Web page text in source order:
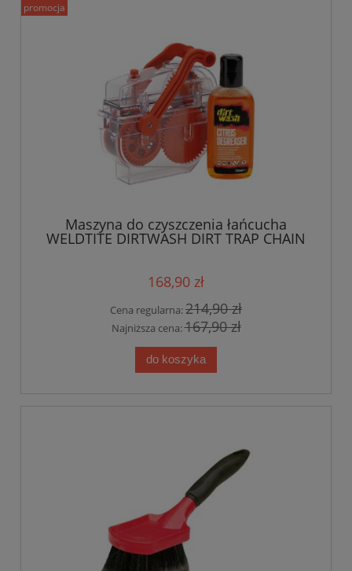
Maszyna do czyszczenia łańcucha
WELDTITE DIRTWASH DIRT TRAP CHAIN
168,90 zł
Cena regularna:214,90 zł
Najniższa cena:167,90 zł
do koszyka
promocja